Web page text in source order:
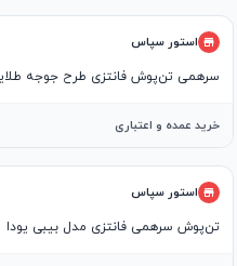
استور سپاس
سرهمی تن‌پوش فانتزی طرح جوجه
خرید عمده و اعتباری
استور سپاس
تن‌پوش سرهمی فانتزی مدل بیبی یودا